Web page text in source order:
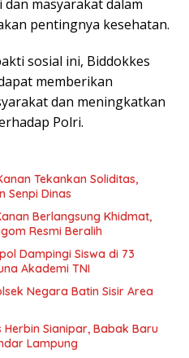
masyarakat dalam
pentingnya kesehatan.
sosial ini, Biddokkes
memberikan
dan meningkatkan
Polri.
Tekankan Soliditas,
Senpi Dinas
Berlangsung Khidmat,
Resmi Beralih
Dampingi Siswa di 73
Akademi TNI
Negara Batin Sisir Area
Sianipar, Babak Baru
Lampung